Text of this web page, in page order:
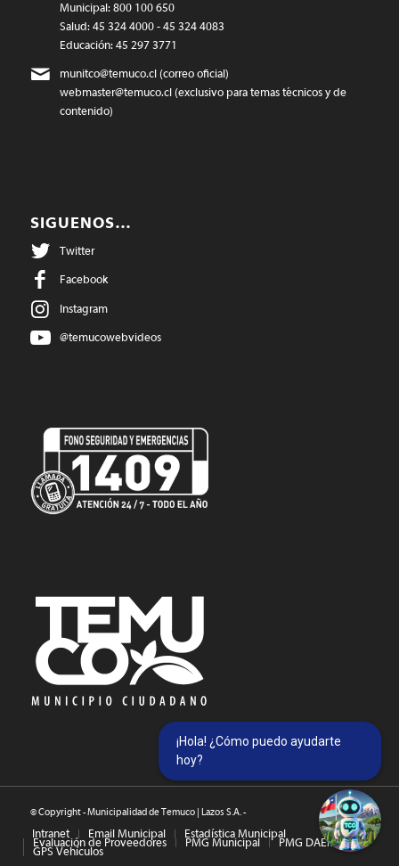
Municipal: 800 100 650
Salud: 45 324 4000 - 45 324 4083
Educación: 45 297 3771
munitco@temuco.cl(correo oficial)
webmaster@temuco.cl(exclusivo para temas técnicos y de
contenido)
SIGUENOS…
Twitter
Facebook
Instagram
@temucowebvideos
© Copyright - Municipalidad de Temuco | Lazos S.A. -
Intranet Email Municipal Estadística Municipal
Evaluación de Proveedores PMG Municipal PMG DAEM
GPS Vehículos
¡Hola! ¿Cómo puedo ayudarte
hoy?